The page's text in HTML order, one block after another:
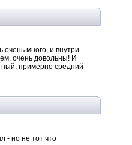
много, и внутри
очень довольны! И
примерно средний
- но не тот что